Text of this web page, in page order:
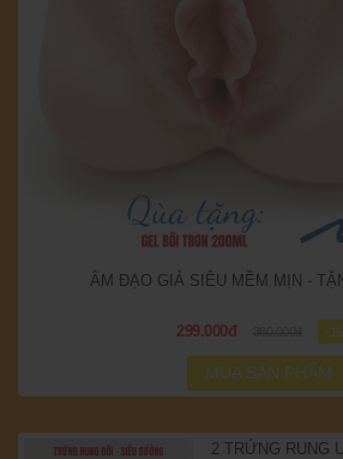
ÂM ĐẠO GIẢ SIÊU MỀM MỊN -
299.000đ -
MUA SẢN PHẨM
2 TRỨNG RUNG